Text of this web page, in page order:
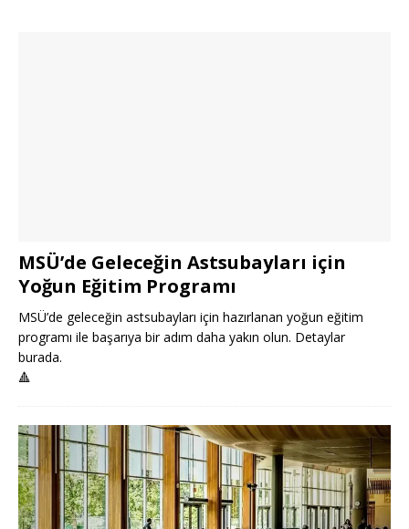
MSÜ’de Geleceğin Astsubayları için
Yoğun Eğitim Programı
MSÜ’de geleceğin astsubayları için hazırlanan yoğun eğitim
programı ile başarıya bir adım daha yakın olun. Detaylar
burada.
🔺